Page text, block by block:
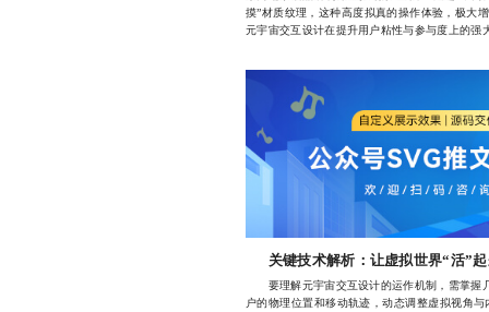
摸”材质纹理，这种高度拟真的操作体验，极大
元宇宙交互设计在提升用户粘性与参与度上的强
关键技术解析：让虚拟世界“活”
要理解元宇宙交互设计的运作机制，需掌握
户的物理位置和移动轨迹，动态调整虚拟视角